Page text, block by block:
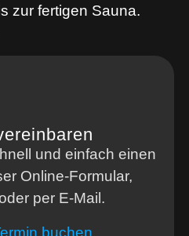
zur fertigen Sauna.
und einfach einen
Online-Formular,
per E-Mail.
buchen